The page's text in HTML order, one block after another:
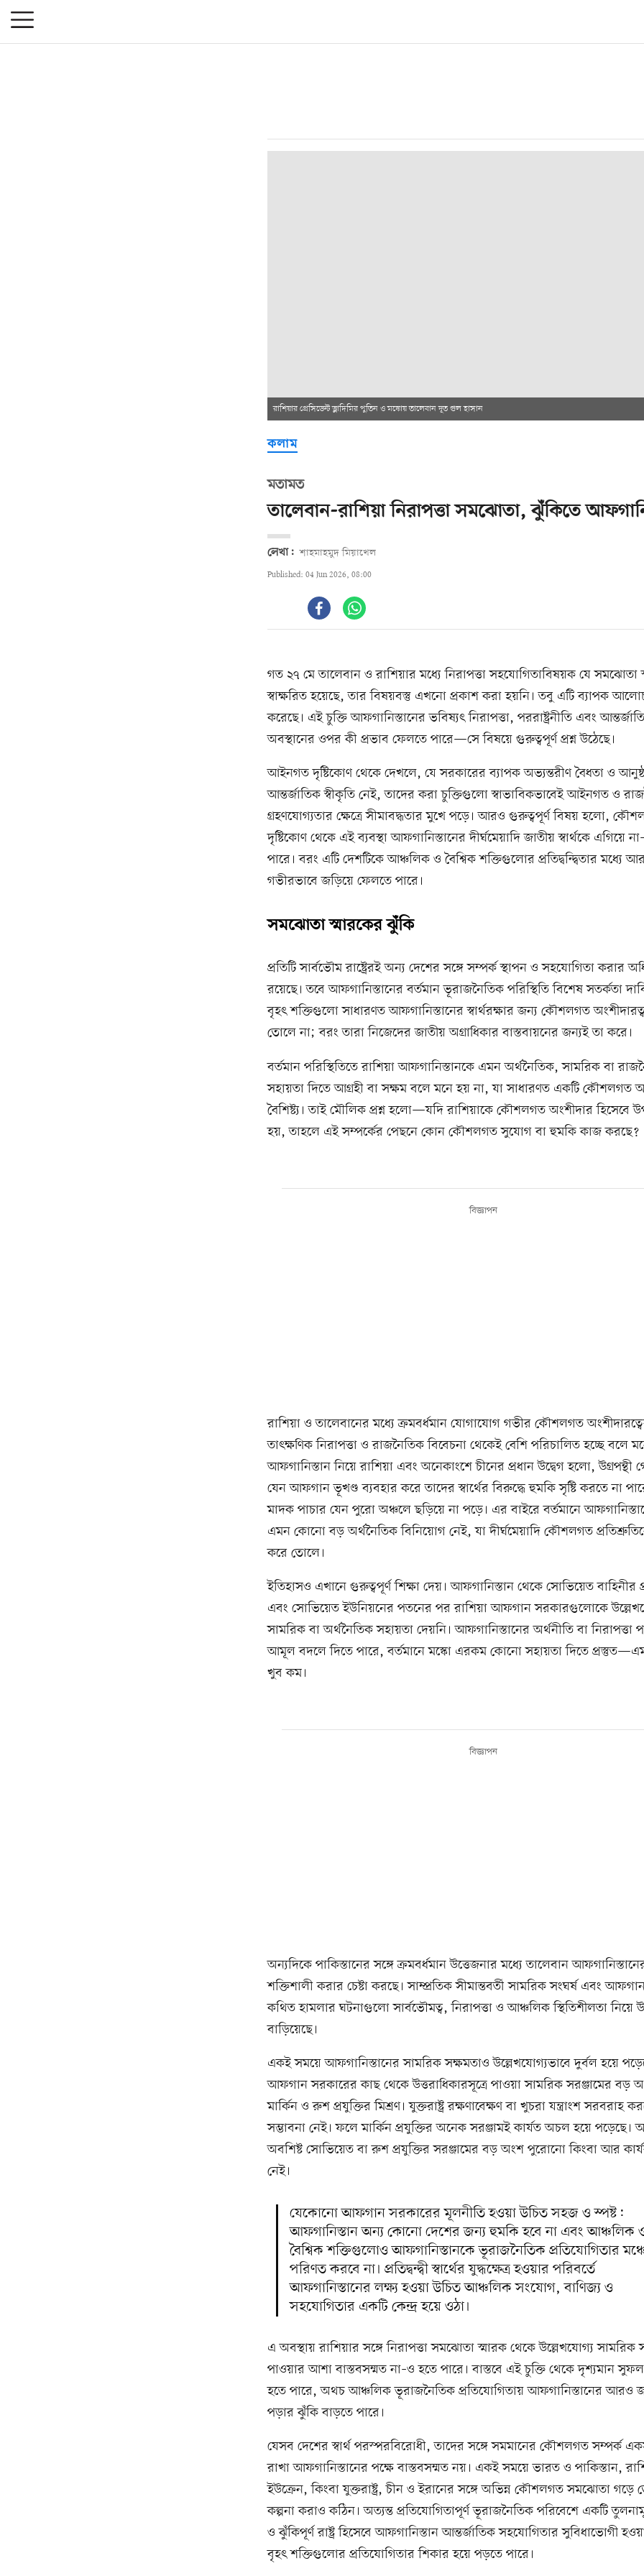
রাশিয়ার প্রেসিডেন্ট ভ্লাদিমির পুতিন ও মস্কোয় তালেবান দূত গুল হাসান
কলাম
মতামত
তালেবান-রাশিয়া নিরাপত্তা সমঝোতা, ঝুঁকিতে
লেখা: শাহমাহমুদ মিয়াখেল
Published: 04 Jun 2026, 08:00
গত ২৭ মে তালেবান ও রাশিয়ার মধ্যে নিরাপত্তা সহযোগিতাবিষয়ক যে সমঝোতা
স্বাক্ষরিত হয়েছে, তার বিষয়বস্তু এখনো প্রকাশ করা হয়নি। তবু এটি ব্যাপক
করেছে। এই চুক্তি আফগানিস্তানের ভবিষ্যৎ নিরাপত্তা, পররাষ্ট্রনীতি এবং
অবস্থানের ওপর কী প্রভাব ফেলতে পারে—সে বিষয়ে গুরুত্বপূর্ণ প্রশ্ন উঠেছে।
আইনগত দৃষ্টিকোণ থেকে দেখলে, যে সরকারের ব্যাপক অভ্যন্তরীণ বৈধতা ও
আন্তর্জাতিক স্বীকৃতি নেই, তাদের করা চুক্তিগুলো স্বাভাবিকভাবেই আইনগত ও
গ্রহণযোগ্যতার ক্ষেত্রে সীমাবদ্ধতার মুখে পড়ে। আরও গুরুত্বপূর্ণ বিষয় হলো,
দৃষ্টিকোণ থেকে এই ব্যবস্থা আফগানিস্তানের দীর্ঘমেয়াদি জাতীয় স্বার্থকে এগিয়ে
পারে। বরং এটি দেশটিকে আঞ্চলিক ও বৈশ্বিক শক্তিগুলোর প্রতিদ্বন্দ্বিতার মধ্যে
গভীরভাবে জড়িয়ে ফেলতে পারে।
সমঝোতা স্মারকের ঝুঁকি
প্রতিটি সার্বভৌম রাষ্ট্রেরই অন্য দেশের সঙ্গে সম্পর্ক স্থাপন ও সহযোগিতা করার
রয়েছে। তবে আফগানিস্তানের বর্তমান ভূরাজনৈতিক পরিস্থিতি বিশেষ সতর্কতা
বৃহৎ শক্তিগুলো সাধারণত আফগানিস্তানের স্বার্থরক্ষার জন্য কৌশলগত
তোলে না; বরং তারা নিজেদের জাতীয় অগ্রাধিকার বাস্তবায়নের জন্যই তা করে।
বর্তমান পরিস্থিতিতে রাশিয়া আফগানিস্তানকে এমন অর্থনৈতিক, সামরিক বা
সহায়তা দিতে আগ্রহী বা সক্ষম বলে মনে হয় না, যা সাধারণত একটি কৌশলগত
বৈশিষ্ট্য। তাই মৌলিক প্রশ্ন হলো—যদি রাশিয়াকে কৌশলগত অংশীদার হিসেবে
হয়, তাহলে এই সম্পর্কের পেছনে কোন কৌশলগত সুযোগ বা হুমকি কাজ করছে?
বিজ্ঞাপন
রাশিয়া ও তালেবানের মধ্যে ক্রমবর্ধমান যোগাযোগ গভীর কৌশলগত
তাৎক্ষণিক নিরাপত্তা ও রাজনৈতিক বিবেচনা থেকেই বেশি পরিচালিত হচ্ছে বলে
আফগানিস্তান নিয়ে রাশিয়া এবং অনেকাংশে চীনের প্রধান উদ্বেগ হলো, উগ্রপন্থী
যেন আফগান ভূখণ্ড ব্যবহার করে তাদের স্বার্থের বিরুদ্ধে হুমকি সৃষ্টি করতে না
মাদক পাচার যেন পুরো অঞ্চলে ছড়িয়ে না পড়ে। এর বাইরে বর্তমানে
এমন কোনো বড় অর্থনৈতিক বিনিয়োগ নেই, যা দীর্ঘমেয়াদি কৌশলগত
করে তোলে।
ইতিহাসও এখানে গুরুত্বপূর্ণ শিক্ষা দেয়। আফগানিস্তান থেকে সোভিয়েত বাহিনীর
এবং সোভিয়েত ইউনিয়নের পতনের পর রাশিয়া আফগান সরকারগুলোকে
সামরিক বা অর্থনৈতিক সহায়তা দেয়নি। আফগানিস্তানের অর্থনীতি বা নিরাপত্তা
আমূল বদলে দিতে পারে, বর্তমানে মস্কো এরকম কোনো সহায়তা দিতে
খুব কম।
বিজ্ঞাপন
অন্যদিকে পাকিস্তানের সঙ্গে ক্রমবর্ধমান উত্তেজনার মধ্যে তালেবান
শক্তিশালী করার চেষ্টা করছে। সাম্প্রতিক সীমান্তবর্তী সামরিক সংঘর্ষ এবং
কথিত হামলার ঘটনাগুলো সার্বভৌমত্ব, নিরাপত্তা ও আঞ্চলিক স্থিতিশীলতা নিয়ে
বাড়িয়েছে।
একই সময়ে আফগানিস্তানের সামরিক সক্ষমতাও উল্লেখযোগ্যভাবে দুর্বল হয়ে
আফগান সরকারের কাছ থেকে উত্তরাধিকারসূত্রে পাওয়া সামরিক সরঞ্জামের বড়
মার্কিন ও রুশ প্রযুক্তির মিশ্রণ। যুক্তরাষ্ট্র রক্ষণাবেক্ষণ বা খুচরা যন্ত্রাংশ
সম্ভাবনা নেই। ফলে মার্কিন প্রযুক্তির অনেক সরঞ্জামই কার্যত অচল হয়ে পড়েছে।
অবশিষ্ট সোভিয়েত বা রুশ প্রযুক্তির সরঞ্জামের বড় অংশ পুরোনো কিংবা আর
নেই।
যেকোনো আফগান সরকারের মূলনীতি হওয়া উচিত সহজ ও স্পষ্ট:
আফগানিস্তান অন্য কোনো দেশের জন্য হুমকি হবে না এবং আঞ্চলিক
বৈশ্বিক শক্তিগুলোও আফগানিস্তানকে ভূরাজনৈতিক প্রতিযোগিতার
পরিণত করবে না। প্রতিদ্বন্দ্বী স্বার্থের যুদ্ধক্ষেত্র হওয়ার পরিবর্তে
আফগানিস্তানের লক্ষ্য হওয়া উচিত আঞ্চলিক সংযোগ, বাণিজ্য ও
সহযোগিতার একটি কেন্দ্র হয়ে ওঠা।
এ অবস্থায় রাশিয়ার সঙ্গে নিরাপত্তা সমঝোতা স্মারক থেকে উল্লেখযোগ্য সামরিক
পাওয়ার আশা বাস্তবসম্মত না–ও হতে পারে। বাস্তবে এই চুক্তি থেকে দৃশ্যমান
হতে পারে, অথচ আঞ্চলিক ভূরাজনৈতিক প্রতিযোগিতায় আফগানিস্তানের আরও
পড়ার ঝুঁকি বাড়তে পারে।
যেসব দেশের স্বার্থ পরস্পরবিরোধী, তাদের সঙ্গে সমমানের কৌশলগত সম্পর্ক
রাখা আফগানিস্তানের পক্ষে বাস্তবসম্মত নয়। একই সময়ে ভারত ও পাকিস্তান,
ইউক্রেন, কিংবা যুক্তরাষ্ট্র, চীন ও ইরানের সঙ্গে অভিন্ন কৌশলগত সমঝোতা গড়ে
কল্পনা করাও কঠিন। অত্যন্ত প্রতিযোগিতাপূর্ণ ভূরাজনৈতিক পরিবেশে একটি
ও ঝুঁকিপূর্ণ রাষ্ট্র হিসেবে আফগানিস্তান আন্তর্জাতিক সহযোগিতার সুবিধাভোগী
বৃহৎ শক্তিগুলোর প্রতিযোগিতার শিকার হয়ে পড়তে পারে।